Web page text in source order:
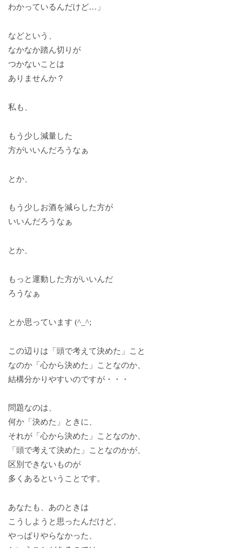
わかっているんだけど…」
などという、
なかなか踏ん切りが
つかないことは
ありませんか？
私も、
もう少し減量した
方がいいんだろうなぁ
とか、
もう少しお酒を減らした方が
いいんだろうなぁ
とか、
もっと運動した方がいいんだ
ろうなぁ
とか思っています (^_^;
この辺りは「頭で考えて決めた」こと
なのか「心から決めた」ことなのか、
結構分かりやすいのですが・・・
問題なのは、
何か「決めた」ときに、
それが「心から決めた」ことなのか、
「頭で考えて決めた」ことなのかが、
区別できないものが
多くあるということです。
あなたも、あのときは
こうしようと思ったんだけど、
やっぱりやらなかった、